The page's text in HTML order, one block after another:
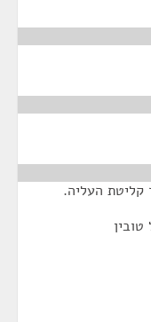
קליטת העליה.